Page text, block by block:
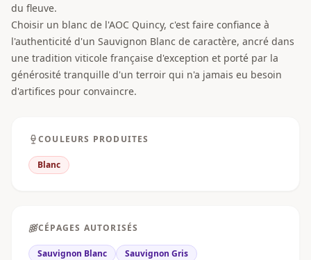
du fleuve.
Choisir un blanc de l'AOC Quincy, c'est faire confiance à
l'authenticité d'un Sauvignon Blanc de caractère, ancré dans
une tradition viticole française d'exception et porté par la
générosité tranquille d'un terroir qui n'a jamais eu besoin
d'artifices pour convaincre.
COULEURS PRODUITES
Blanc
CÉPAGES AUTORISÉS
Sauvignon Blanc Sauvignon Gris